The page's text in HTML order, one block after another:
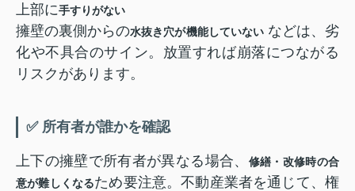
上部に手すりがない
擁壁の裏側からの水抜き穴が機能していないなどは、劣
化や不具合のサイン。放置すれば崩落につながる
リスクがあります。
✅ 所有者が誰かを確認
上下の擁壁で所有者が異なる場合、
修繕・改修時の合
意が難しくなるため要注意。不動産業者を通じて、権